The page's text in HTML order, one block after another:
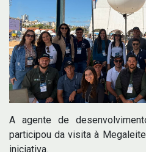
A agente de
participou da visita à
iniciativa.